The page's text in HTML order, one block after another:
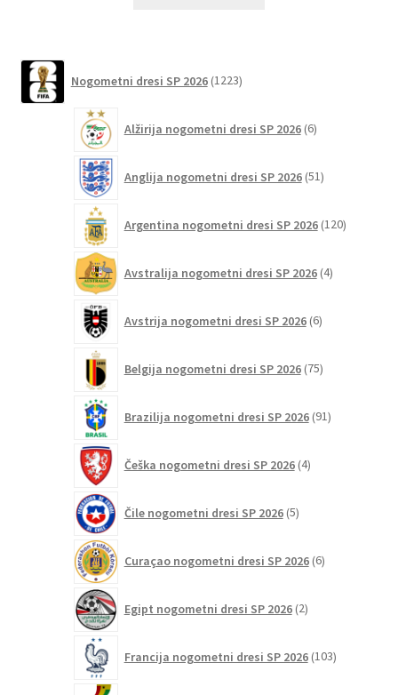
izberete
strani
Nogometni dresi SP 2026 1223izdelkov
Alžirija nogometni dresi SP 2026 6izdelkov
Anglija nogometni dresi SP 2026 51izdelkov
Argentina nogometni dresi SP 2026 120izdelkov
Avstralija nogometni dresi SP 2026 4izdelki
Avstrija nogometni dresi SP 2026 6izdelkov
Belgija nogometni dresi SP 2026 75izdelkov
Brazilija nogometni dresi SP 2026 91izdelkov
Češka nogometni dresi SP 2026 4izdelki
Čile nogometni dresi SP 2026 5izdelkov
Curaçao nogometni dresi SP 2026 6izdelkov
Egipt nogometni dresi SP 2026 2izdelka
Francija nogometni dresi SP 2026 103izdelki